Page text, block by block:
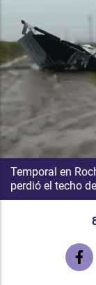
Temporal en
perdió el techo